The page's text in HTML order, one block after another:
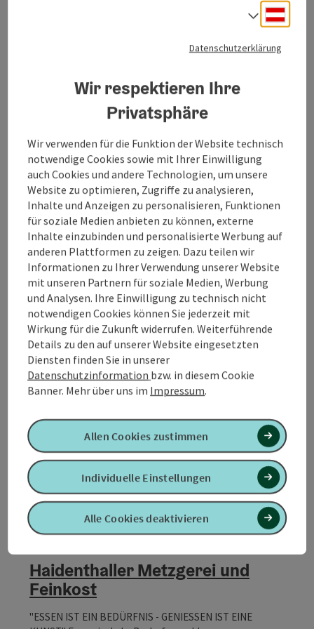
Gotthalmseder Schuhe GmbH
Ihr Experte für Schuhe und Fußgesundheit im Innviertel
Mettmach
Öffnungszeiten
DIDienstag geöffnet
MIMittwoch geöffnet
DO Donnerstag geöffnet
FRFreitag geöffnet
Gsangbauer - Gaisbauer
Alexander
Brand- und Likörerzeugung Produkte: Edelbrände: Apfel-,
Zwetschken-, Birnen-, Kriecherl-, Vogelbeer-,
Schlehdorn-, Quitten- und Marillenbrand Liköre: Himbeer-,
Wildkirsch-, Apfelbeer-, Schlehdorn-, Holler-, Weichsel-,
Zirben-, Latschen-, Quitten-, Nuß-, Kornelkirsch- und
Erdbeerlikör
Öffnungszeiten
Haidenthaller Metzgerei und
Feinkost
"ESSEN IST EIN BEDÜRFNIS - GENIESSEN IST EINE
Datenschutzerklärung
Wir respektieren Ihre
Privatsphäre
Wir verwenden für die Funktion der Website technisch
notwendige Cookies sowie mit Ihrer Einwilligung
auch Cookies und andere Technologien, um unsere
Website zu optimieren, Zugriffe zu analysieren,
Inhalte und Anzeigen zu personalisieren, Funktionen
für soziale Medien anbieten zu können, externe
Inhalte einzubinden und personalisierte Werbung auf
anderen Plattformen zu zeigen. Dazu teilen wir
Informationen zu Ihrer Verwendung unserer Website
mit unseren Partnern für soziale Medien, Werbung
und Analysen. Ihre Einwilligung zu technisch nicht
notwendigen Cookies können Sie jederzeit mit
Wirkung für die Zukunft widerrufen. Weiterführende
Details zu den auf unserer Website eingesetzten
Diensten finden Sie in unserer
Datenschutzinformation bzw. in diesem Cookie
Banner. Mehr über uns im Impressum.
Alle Cookies deaktivieren
Individuelle Einstellungen
Allen Cookies zustimmen